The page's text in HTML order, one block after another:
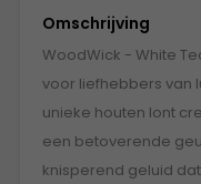
Omschrijving
WoodWick - White
voor liefhebbers van
unieke houten lont
een betoverende
knisperend geluid